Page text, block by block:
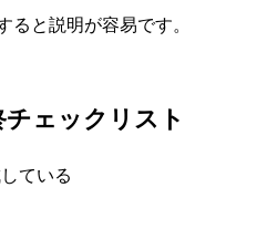
ると説明が容易です。
ェックリスト
ている